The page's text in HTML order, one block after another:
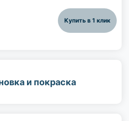
Купить в 1 клик
и покраска